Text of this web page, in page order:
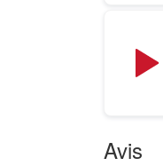
Player
Avis